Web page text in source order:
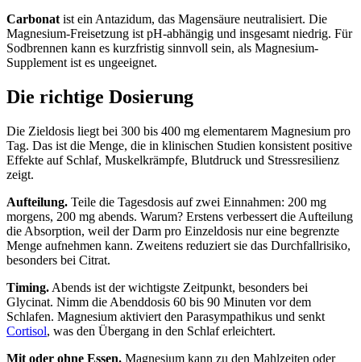
Carbonatist ein Antazidum, das Magensäure neutralisiert. Die
Magnesium-Freisetzung ist pH-abhängig und insgesamt niedrig. Für
Sodbrennen kann es kurzfristig sinnvoll sein, als Magnesium-
Supplement ist es ungeeignet.
Die richtige Dosierung
Die Zieldosis liegt bei 300 bis 400 mg elementarem Magnesium pro
Tag. Das ist die Menge, die in klinischen Studien konsistent positive
Effekte auf Schlaf, Muskelkrämpfe, Blutdruck und Stressresilienz
zeigt.
Aufteilung. Teile die Tagesdosis auf zwei Einnahmen: 200 mg
morgens, 200 mg abends. Warum? Erstens verbessert die Aufteilung
die Absorption, weil der Darm pro Einzeldosis nur eine begrenzte
Menge aufnehmen kann. Zweitens reduziert sie das Durchfallrisiko,
besonders bei Citrat.
Timing. Abends ist der wichtigste Zeitpunkt, besonders bei
Glycinat. Nimm die Abenddosis 60 bis 90 Minuten vor dem
Schlafen. Magnesium aktiviert den Parasympathikus und senkt
Cortisol, was den Übergang in den Schlaf erleichtert.
Mit oder ohne Essen. Magnesium kann zu den Mahlzeiten oder